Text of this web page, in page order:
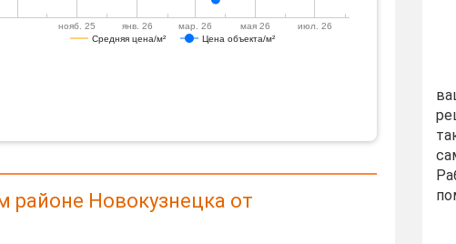
Средняя цена/м² Цена объекта/м²
нояб. 25 янв. 26 мар. 26 мая 26 июл. 26
районе Новокузнецка от